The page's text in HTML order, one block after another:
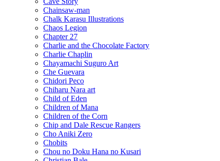
Chainsaw-man
Chalk Karasu Illustrations
Chaos Legion
Chapter 27
Charlie and the Chocolate Factory
Charlie Chaplin
Chayamachi Suguro Art
Che Guevara
Chidori Peco
Chiharu Nara art
Child of Eden
Children of Mana
Children of the Corn
Chip and Dale Rescue Rangers
Cho Aniki Zero
Chobits
Chou no Doku Hana no Kusari